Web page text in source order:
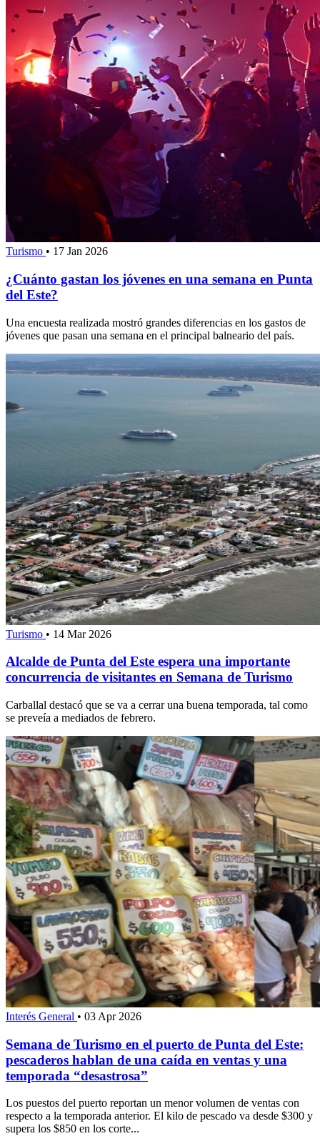
Turismo • 17 Jan 2026
¿Cuánto gastan los jóvenes en una semana en Punta
del Este?
Una encuesta realizada mostró grandes diferencias en los gastos de
jóvenes que pasan una semana en el principal balneario del país.
Turismo • 14 Mar 2026
Alcalde de Punta del Este espera una importante
concurrencia de visitantes en Semana de Turismo
Carballal destacó que se va a cerrar una buena temporada, tal como
se preveía a mediados de febrero.
Interés General • 03 Apr 2026
Semana de Turismo en el puerto de Punta del Este:
pescaderos hablan de una caída en ventas y una
temporada “desastrosa”
Los puestos del puerto reportan un menor volumen de ventas con
respecto a la temporada anterior. El kilo de pescado va desde $300 y
supera los $850 en los corte...